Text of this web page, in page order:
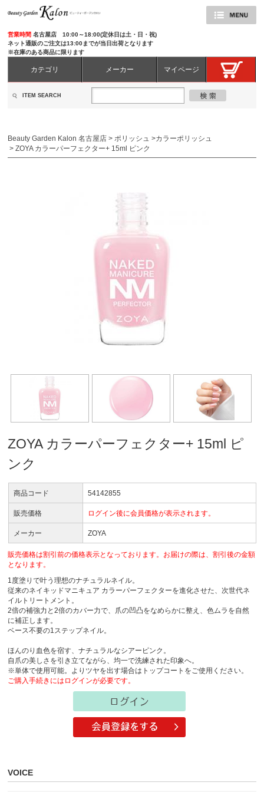
営業時間名古屋店 10:00～18:00(定休日は土・日・祝)
ネット通販のご注文は13:00までが当日出荷となります
※在庫のある商品に限ります
カテゴリ メーカー マイページ
ITEM SEARCH
Beauty Garden Kalon 名古屋店 > ポリッシュ >カラーポリッシュ
>ZOYA カラーパーフェクター+ 15ml ピンク
ZOYA カラーパーフェクター+ 15ml ピ
ンク
商品コード 54142855
販売価格 ログイン後に会員価格が表示されます。
メーカー ZOYA
販売価格は割引前の価格表示となっております。お届けの際は、割引後の金額
となります。
1度塗りで叶う理想のナチュラルネイル。
従来のネイキッドマニキュア カラーパーフェクターを進化させた、次世代ネ
イルトリートメント。
2倍の補強力と2倍のカバー力で、爪の凹凸をなめらかに整え、色ムラを自然
に補正します。
ベース不要の1ステップネイル。
ほんのり血色を宿す、ナチュラルなシアーピンク。
自爪の美しさを引き立てながら、均一で洗練された印象へ。
※単体で使用可能。よりツヤを出す場合はトップコートをご使用ください。
ご購入手続きにはログインが必要です。
VOICE